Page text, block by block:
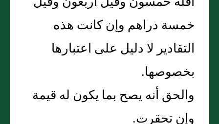
خمسة دراهم وإن كانت هذه
التقادير لا دليل على اعتبارها
بخصوصها.
والحق أنه يصح بما يكون له قيمة
وإن تحقرت.